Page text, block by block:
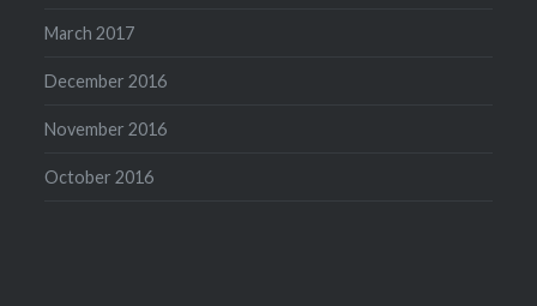
March 2017
December 2016
November 2016
October 2016